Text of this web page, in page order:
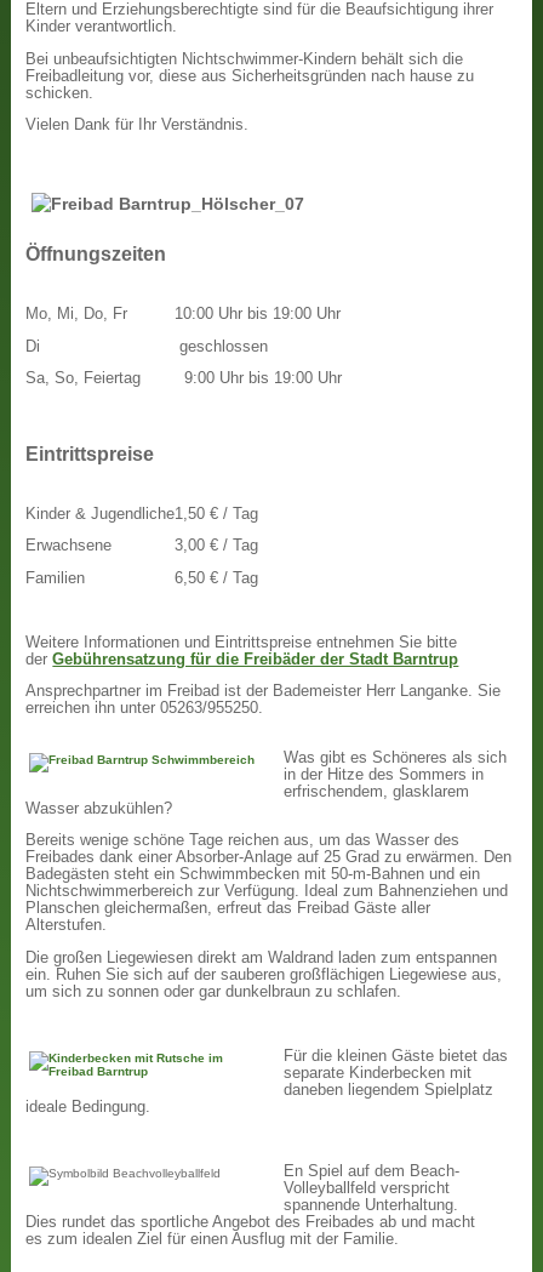
Eltern und Erziehungsberechtigte sind für die Beaufsichtigung ihrer
Kinder verantwortlich.
Bei unbeaufsichtigten Nichtschwimmer-Kindern behält sich die
Freibadleitung vor, diese aus Sicherheitsgründen nach hause zu
schicken.
Vielen Dank für Ihr Verständnis.
Öffnungszeiten
Mo, Mi, Do, Fr
Di
Sa, So, Feiertag
10:00 Uhr bis 19:00 Uhr
geschlossen
9:00 Uhr bis 19:00 Uhr
Eintrittspreise
Kinder & Jugendliche
Erwachsene
Familien
1,50 € / Tag
3,00 € / Tag
6,50 € / Tag
Weitere Informationen und Eintrittspreise entnehmen Sie bitte
derGebührensatzung für die Freibäder der Stadt Barntrup
Ansprechpartner im Freibad ist der Bademeister Herr Langanke. Sie
erreichen ihn unter 05263/955250.
Was gibt es Schöneres als sich
in der Hitze des Sommers in
erfrischendem, glasklarem
Wasser abzukühlen?
Bereits wenige schöne Tage reichen aus, um das Wasser des
Freibades dank einer Absorber-Anlage auf 25 Grad zu erwärmen. Den
Badegästen steht ein Schwimmbecken mit 50-m-Bahnen und ein
Nichtschwimmerbereich zur Verfügung. Ideal zum Bahnenziehen und
Planschen gleichermaßen, erfreut das Freibad Gäste aller
Alterstufen.
Die großen Liegewiesen direkt am Waldrand laden zum entspannen
ein. Ruhen Sie sich auf der sauberen großflächigen Liegewiese aus,
um sich zu sonnen oder gar dunkelbraun zu schlafen.
Für die kleinen Gäste bietet das
separate Kinderbecken mit
daneben liegendem Spielplatz
ideale Bedingung.
En Spiel auf dem Beach-
Volleyballfeld verspricht
spannende Unterhaltung.
Dies rundet das sportliche Angebot des Freibades ab und macht
es zum idealen Ziel für einen Ausflug mit der Familie.